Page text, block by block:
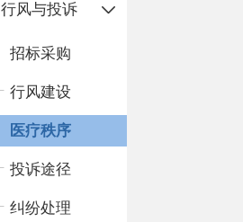
行风与投诉
招标采购
行风建设
医疗秩序
投诉途径
纠纷处理